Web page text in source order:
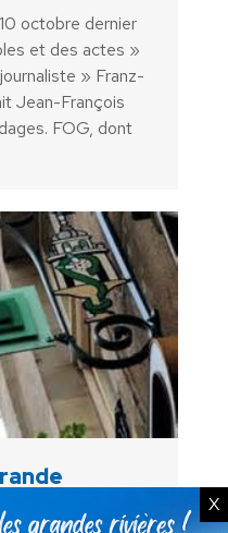
octobre dernier
et des actes »
» Franz-
Jean-François
FOG, dont
détriment
X